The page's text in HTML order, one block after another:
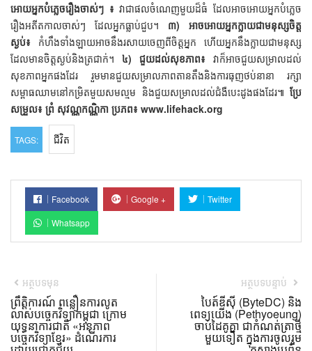
អោយអ្នកបំភ្លេចរឿងចាស់ៗ ៖វាជាផលចំណេញមួយដ៏ធំ ដែលអាចអោយអ្នកបំភ្លេច
រឿងអតីតកាលចាស់ៗ ដែលអ្នកធ្លាប់ជួប។ ៣) អាចអោយអ្នកក្លាយជាមនុស្សចិត្ត
ស្ងប់៖ កំហឹងទាំងឡាយអាចនឹងរសាយចេញពីចិត្តអ្នក ហើយអ្នកនឹងក្លាយជាមនុស្ស
ដែលមានចិត្តស្ងប់និងត្រជាក់។ ៤) ជួយដល់សុខភាព៖ វាក៏អាចជួយសម្រាលដល់
សុខភាពអ្នកផងដែរ រួមមានជួយសម្រាលភាពតានតឹងនិងការធុញថប់នានា រក្សា
សម្ពាធឈាមនៅកម្រិតមួយសមល្មម និងជួយសម្រាលដល់ជំងឺបេះដូងផងដែរ៕ ប្រែ
សម្រួល៖ ព្រំ សុវណ្ណកណ្ណិកា ប្រភព៖ www.lifehack.org
TAGS: ជីវិត​
Facebook Google +
Twitter
Whatsapp
អត្ថបទមុន
ព្រឹត្តិការណ៍ ពន្លឿនការលូត
លាស់បច្ចេកវិទ្យាកម្ពុជា ក្រោម
យុទ្ធនាការជាតិ «អនុភាព
បច្ចេកវិទ្យាខ្មែរ» ដំណើរការ
អត្ថបទបន្ទាប់
បៃត៍ឌីស៊ី (ByteDC) និង
ពេទ្យយើង (Pethyoeung)
ចាប់ដៃគូគ្នា ជាកំណត់ត្រាថ្មី
មួយទៀត ក្នុងការចូលរួម